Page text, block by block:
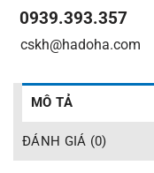
0939.393.357
cskh@hadoha.com
MÔ TẢ
ĐÁNH GIÁ (0)